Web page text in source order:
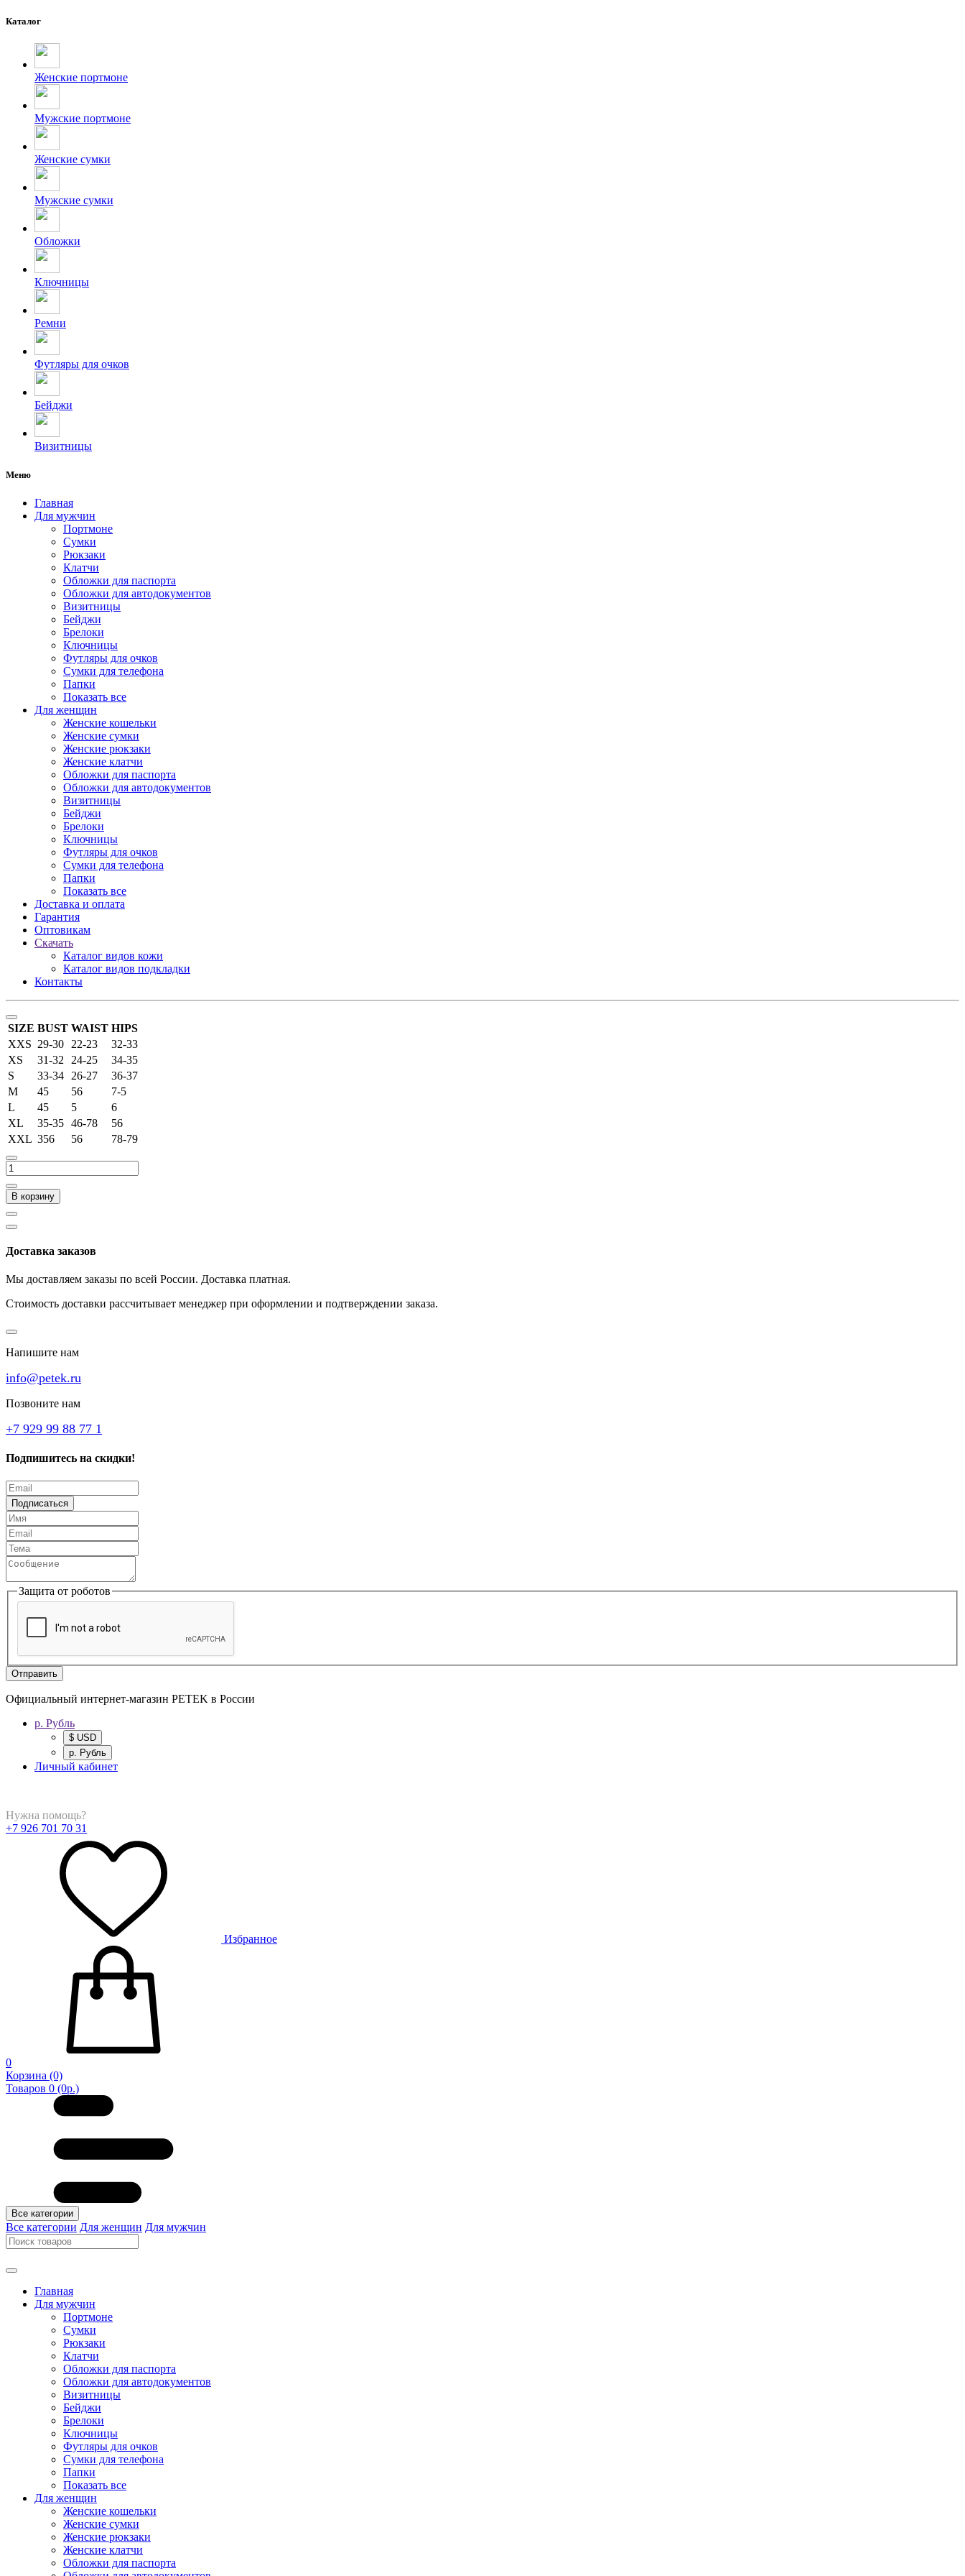
Каталог
Женские портмоне
Мужские портмоне
Женские сумки
Мужские сумки
Обложки
Ключницы
Ремни
Футляры для очков
Бейджи
Визитницы
Меню
Главная
Для мужчин
Портмоне
Сумки
Рюкзаки
Клатчи
Обложки для паспорта
Обложки для автодокументов
Визитницы
Бейджи
Брелоки
Ключницы
Футляры для очков
Сумки для телефона
Папки
Показать все
Для женщин
Женские кошельки
Женские сумки
Женские рюкзаки
Женские клатчи
Обложки для паспорта
Обложки для автодокументов
Визитницы
Бейджи
Брелоки
Ключницы
Футляры для очков
Сумки для телефона
Папки
Показать все
Доставка и оплата
Гарантия
Оптовикам
Скачать
Каталог видов кожи
Каталог видов подкладки
Контакты
SIZE BUST WAIST HIPS
XXS 29-30 22-23
32-33
XS
31-32 24-25
34-35
S
33-34 26-27
36-37
M
45 56
7-5
L
45 5
6
XL
35-35 46-78
56
XXL 356 56 78-79
В корзину
Доставка заказов
Мы доставляем заказы по всей России. Доставка платная.
Стоимость доставки рассчитывает менеджер при оформлении и подтверждении заказа.
Напишите нам
info@petek.ru
Позвоните нам
+7 929 99 88 77 1
Подпишитесь на скидки!
Подписаться
Защита от роботов
Отправить
Официальный интернет-магазин PETEK в России
р. Рубль
$ USD
р. Рубль
Личный кабинет
Нужна помощь?
+7 926 701 70 31
Избранное
0
Корзина (0)
Товаров 0 (0р.)
Все категории
Все категории Для женщин Для мужчин
Главная
Для мужчин
Портмоне
Сумки
Рюкзаки
Клатчи
Обложки для паспорта
Обложки для автодокументов
Визитницы
Бейджи
Брелоки
Ключницы
Футляры для очков
Сумки для телефона
Папки
Показать все
Для женщин
Женские кошельки
Женские сумки
Женские рюкзаки
Женские клатчи
Обложки для паспорта